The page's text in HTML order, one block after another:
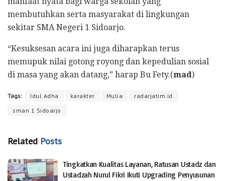
membutuhkan serta masyarakat di lingkungan
sekitar SMA Negeri 1 Sidoarjo.
“Kesuksesan acara ini juga diharapkan terus
memupuk nilai gotong royong dan kepedulian sosial
di masa yang akan datang,” harap Bu Fety.(mad)
Tags: Idul Adha karakter Mulia
radarjatim.id
sman 1 Sidoarjo
Related Posts
Tingkatkan Kualitas Layanan, Ratusan Ustadz dan
Ustadzah Nurul Fikri Ikuti Upgrading Penyusunan